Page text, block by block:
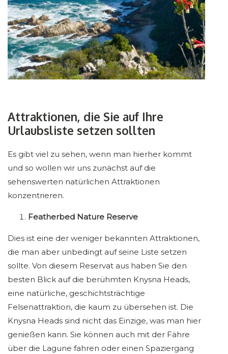
Attraktionen, die Sie auf Ihre
Urlaubsliste setzen sollten
Es gibt viel zu sehen, wenn man hierher kommt
und so wollen wir uns zunächst auf die
sehenswerten natürlichen Attraktionen
konzentrieren.
Featherbed Nature Reserve
Dies ist eine der weniger bekannten Attraktionen,
die man aber unbedingt auf seine Liste setzen
sollte. Von diesem Reservat aus haben Sie den
besten Blick auf die berühmten Knysna Heads,
eine natürliche, geschichtsträchtige
Felsenattraktion, die kaum zu übersehen ist. Die
Knysna Heads sind nicht das Einzige, was man hier
genießen kann. Sie können auch mit der Fähre
über die Lagune fahren oder einen Spaziergang